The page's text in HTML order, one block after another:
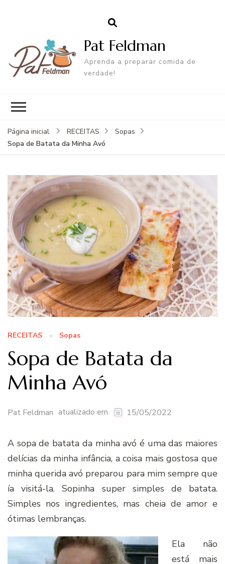
Pat Feldman
Aprenda a preparar comida de
verdade!
Página inicial RECEITAS
Sopas
Sopa de Batata da Minha Avó
RECEITAS Sopas
Sopa de Batata da
Minha Avó
Pat Feldman atualizado em 15/05/2022
A sopa de batata da minha avó é uma das maiores
delícias da minha infância, a coisa mais gostosa que
minha querida avó preparou para mim sempre que
ía visitá-la. Sopinha super simples de batata.
Simples nos ingredientes, mas cheia de amor e
ótimas lembranças.
Ela não
está mais